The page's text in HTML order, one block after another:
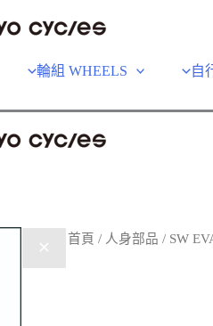
輪組 WHEELS 自
首頁 / 人身部品 / SW